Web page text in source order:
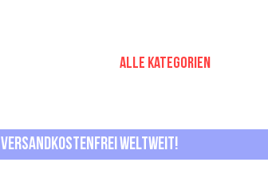
Alle Kategorien
Versandkostenfrei Weltweit!